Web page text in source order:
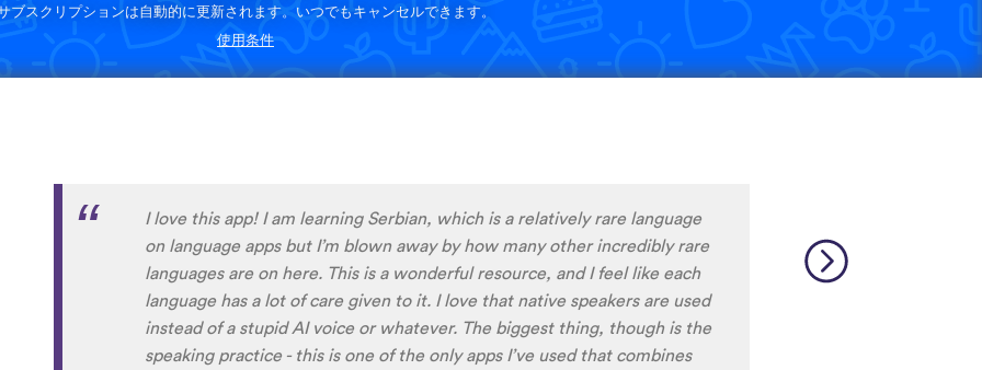
ブスクリプションは自動的に更新されます。いつでもキャンセルできます。
使用条件
Although I only downloaded the app today, I'm liking what I have seen, so
far. I have been playing around with it to try to learn the format and how
to navigate around the app and have found it to be really user friendly.
When listening to the fluent speakers' pronunciation, I really liked that
the phrase was spoken by both male and female speakers, as I
sometimes struggle with hearing/understanding low register voices.